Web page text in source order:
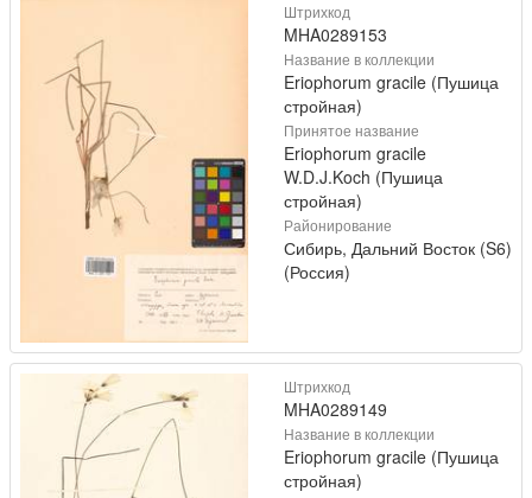
Штрихкод
MHA0289153
Название в коллекции
Eriophorum gracile (Пушица
стройная)
Принятое название
Eriophorum gracile
W.D.J.Koch (Пушица
стройная)
Районирование
Сибирь, Дальний Восток (S6)
(Россия)
Штрихкод
MHA0289149
Название в коллекции
Eriophorum gracile (Пушица
стройная)